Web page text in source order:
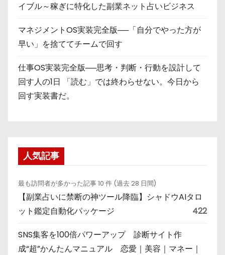
イブル～稼ぎに特化した副業ネット占いビジネス
マネジメントOS実装完全版──「自分でやった方が
早い」を捨ててチームで回す
仕事OS実装完全版──思考・判断・行動を設計して
回す人の1日 「読む」では終わらせない。今日から
回す実装書だ。
人気記事
最も訪問者が多かった記事 10 件 (過去 28 日間)
【副業占いに禁断の神ツール降臨】シャドウAIタロ
ット鑑定自動化パッケージ
422
SNS集客を100倍パワーアップ 診断サイト作
成“超”かんたんマニュアル 恋愛｜美容｜マネー｜